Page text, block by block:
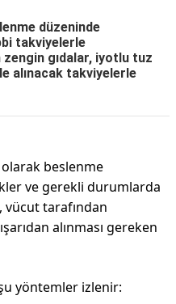
düzeninde
takviyelerle
zengin gıdalar, iyotlu tuz
alınacak takviyelerle
beslenme
ve gerekli durumlarda
vücut tarafından
alınması gereken
yöntemler izlenir: